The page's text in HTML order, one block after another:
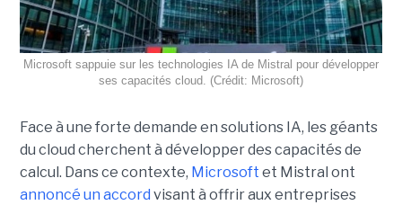
Microsoft sappuie sur les technologies IA de Mistral pour développer
ses capacités cloud. (Crédit: Microsoft)
Face à une forte demande en solutions IA, les géants
du cloud cherchent à développer des capacités de
calcul. Dans ce contexte, Microsoft et Mistral ont
annoncé un accord visant à offrir aux entreprises